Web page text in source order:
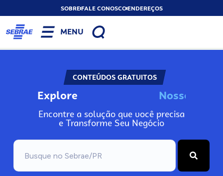
SOBREFALE CONOSCOENDEREÇOS
MENU
CONTEÚDOS GRATUITOS
Explore No
Encontre a solução que você precisa
e Transforme Seu Negócio